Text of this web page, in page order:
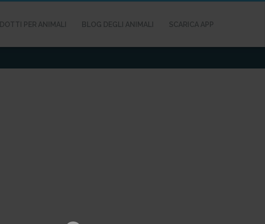
PER ANIMALI BLOG DEGLI ANIMALI SCARICA APP